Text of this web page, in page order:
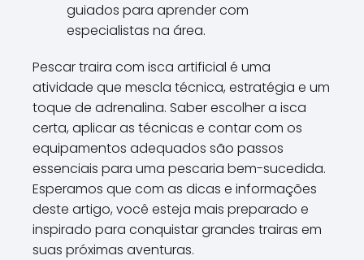
guiados para aprender com
especialistas na área.
Pescar traira com isca artificial é uma
atividade que mescla técnica, estratégia e um
toque de adrenalina. Saber escolher a isca
certa, aplicar as técnicas e contar com os
equipamentos adequados são passos
essenciais para uma pescaria bem-sucedida.
Esperamos que com as dicas e informações
deste artigo, você esteja mais preparado e
inspirado para conquistar grandes trairas em
suas próximas aventuras.